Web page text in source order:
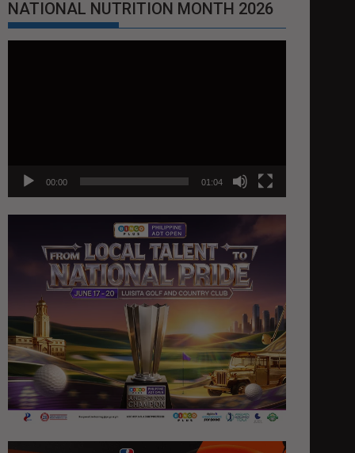
NATIONAL NUTRITION MONTH 2026
00:00 01:04